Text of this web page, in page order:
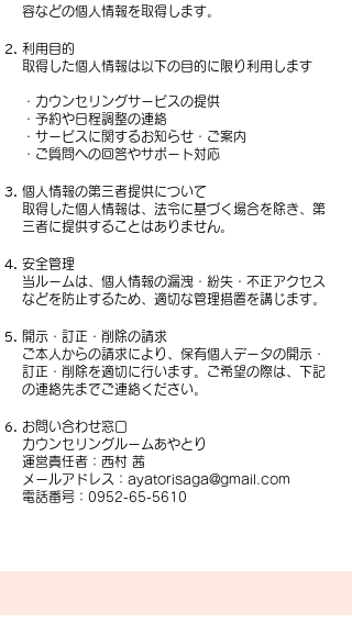
容などの個人情報を取得します。
利用目的
取得した個人情報は以下の目的に限り利用します
・カウンセリングサービスの提供
・予約や日程調整の連絡
・サービスに関するお知らせ・ご案内
・ご質問への回答やサポート対応
個人情報の第三者提供について
取得した個人情報は、法令に基づく場合を除き、第
三者に提供することはありません。
安全管理
当ルームは、個人情報の漏洩・紛失・不正アクセス
などを防止するため、適切な管理措置を講じます。
開示・訂正・削除の請求
ご本人からの請求により、保有個人データの開示・
訂正・削除を適切に行います。ご希望の際は、下記
の連絡先までご連絡ください。
お問い合わせ窓口
カウンセリングルームあやとり
運営責任者：西村 茜
メールアドレス： ayatorisaga@gmail.com
電話番号：0952-65-5610